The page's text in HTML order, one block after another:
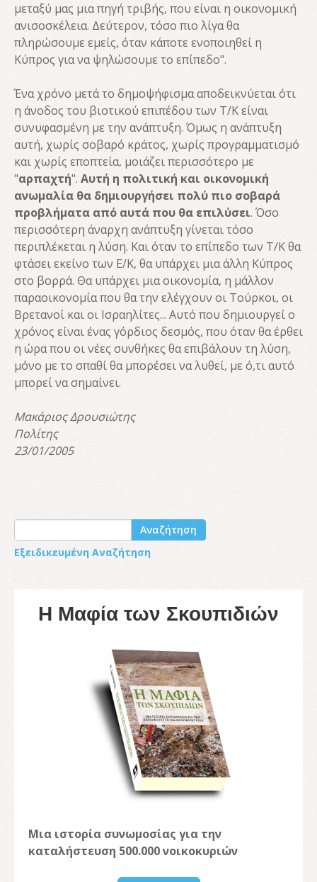
μεταξύ μας μια πηγή τριβής, που είναι η οικονομική
ανισοσκέλεια. Δεύτερον, τόσο πιο λίγα θα
πληρώσουμε εμείς, όταν κάποτε ενοποιηθεί η
Κύπρος για να ψηλώσουμε το επίπεδο".
Ένα χρόνο μετά το δημοψήφισμα αποδεικνύεται ότι
η άνοδος του βιοτικού επιπέδου των Τ/Κ είναι
συνυφασμένη με την ανάπτυξη. Όμως η ανάπτυξη
αυτή, χωρίς σοβαρό κράτος, χωρίς προγραμματισμό
και χωρίς εποπτεία, μοιάζει περισσότερο με
"αρπαχτή". Αυτή η πολιτική και οικονομική
ανωμαλία θα δημιουργήσει πολύ πιο σοβαρά
προβλήματα από αυτά που θα επιλύσει. Όσο
περισσότερη άναρχη ανάπτυξη γίνεται τόσο
περιπλέκεται η λύση. Και όταν το επίπεδο των Τ/Κ θα
φτάσει εκείνο των Ε/Κ, θα υπάρχει μια άλλη Κύπρος
στο βορρά. Θα υπάρχει μια οικονομία, η μάλλον
παραοικονομία που θα την ελέγχουν οι Τούρκοι, οι
Βρετανοί και οι Ισραηλίτες... Αυτό που δημιουργεί ο
χρόνος είναι ένας γόρδιος δεσμός, που όταν θα έρθει
η ώρα που οι νέες συνθήκες θα επιβάλουν τη λύση,
μόνο με το σπαθί θα μπορέσει να λυθεί, με ό,τι αυτό
μπορεί να σημαίνει.
Μακάριος Δρουσιώτης
Πολίτης
23/01/2005
Αναζήτηση
Εξειδικευμένη Αναζήτηση
Η Μαφία των Σκουπιδιών
Μια ιστορία συνωμοσίας για την
καταλήστευση 500.000 νοικοκυριών